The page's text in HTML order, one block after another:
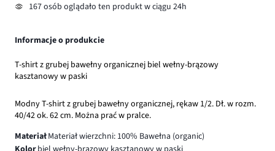
167 osób oglądało ten produkt w ciągu 24h
Informacje o produkcie
T-shirt z grubej bawełny organicznej biel wełny-brązowy
kasztanowy w paski
Modny T-shirt z grubej bawełny organicznej, rękaw 1/2. Dł. w rozm.
40/42 ok. 62 cm. Można prać w pralce.
MateriałMateriał wierzchni: 100% Bawełna (organic)